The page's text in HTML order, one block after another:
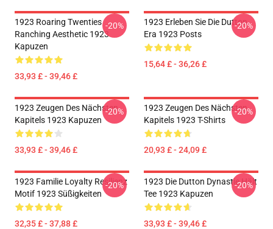
1923 Roaring Twenties
Ranching Aesthetic 1923
Kapuzen
33,93 £ - 39,46 £
-20%
1923 Erleben Sie Die Dutton
Era 1923 Posts
15,64 £ - 36,26 £
-20%
1923 Zeugen Des Nächsten
Kapitels 1923 Kapuzen
33,93 £ - 39,46 £
-20%
1923 Zeugen Des Nächsten
Kapitels 1923 T-Shirts
20,93 £ - 24,09 £
-20%
1923 Familie Loyalty Resilienz
Motif 1923 Süßigkeiten
32,35 £ - 37,88 £
-20%
1923 Die Dutton Dynastie Hält
Tee 1923 Kapuzen
33,93 £ - 39,46 £
-20%